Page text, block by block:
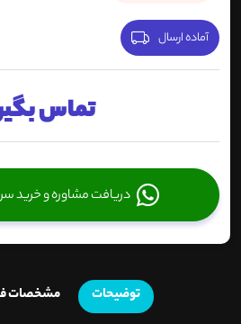
آماده ارسال
تماس
دریافت مشاوره و خرید
توضیحات مشخصات